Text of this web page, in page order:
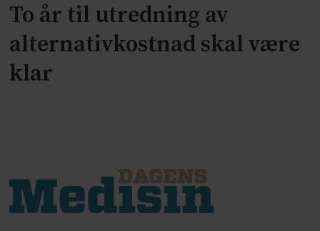
To år til utredning av
alternativkostnad skal være
klar